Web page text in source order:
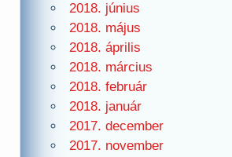
2018. június
2018. május
2018. április
2018. március
2018. február
2018. január
2017. december
2017. november